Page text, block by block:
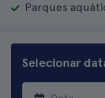
Parques
Selecionar